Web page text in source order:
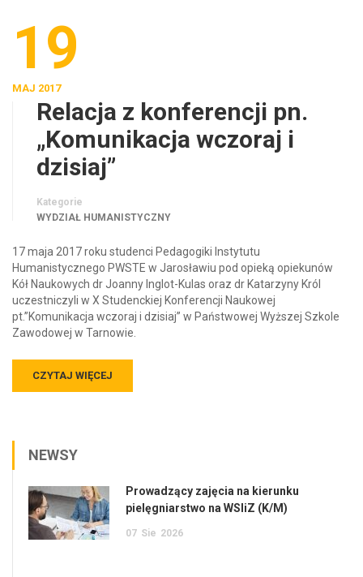
19
MAJ 2017
Relacja z konferencji pn.
„Komunikacja wczoraj i
dzisiaj”
Kategorie
WYDZIAŁ HUMANISTYCZNY
17 maja 2017 roku studenci Pedagogiki Instytutu
Humanistycznego PWSTE w Jarosławiu pod opieką opiekunów
Kół Naukowych dr Joanny Inglot-Kulas oraz dr Katarzyny Król
uczestniczyli w X Studenckiej Konferencji Naukowej
pt.”Komunikacja wczoraj i dzisiaj” w Państwowej Wyższej Szkole
Zawodowej w Tarnowie.
CZYTAJ WIĘCEJ
NEWSY
Prowadzący zajęcia na kierunku
pielęgniarstwo na WSIiZ (K/M)
07 Sie 2026